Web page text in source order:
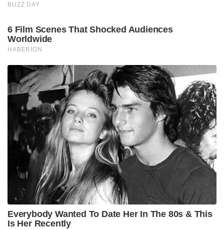
BUZZ DAY
6 Film Scenes That Shocked Audiences
Worldwide
HABERION
Everybody Wanted To Date Her In The 80s & This
Is Her Recently